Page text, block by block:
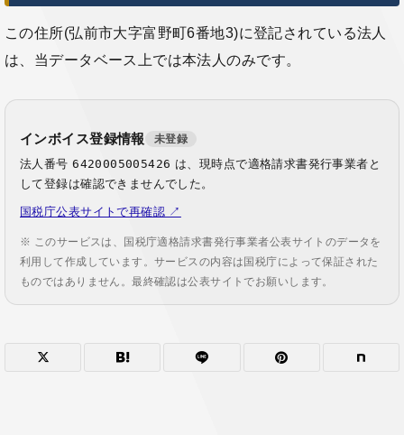
この住所(弘前市大字富野町6番地3)に登記されている法人
は、当データベース上では本法人のみです。
インボイス登録情報 未登録
法人番号6420005005426 は、現時点で適格請求書発行事業者と
して登録は確認できませんでした。
国税庁公表サイトで再確認 ↗
※ このサービスは、国税庁適格請求書発行事業者公表サイトのデータを
利用して作成しています。サービスの内容は国税庁によって保証された
ものではありません。最終確認は公表サイトでお願いします。